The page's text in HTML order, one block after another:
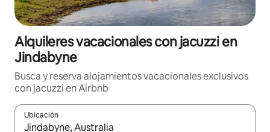
Alquileres vacacionales con jacuzzi en
Jindabyne
Busca y reserva alojamientos vacacionales exclusivos
con jacuzzi en Airbnb
Ubicación
Cuando los resultados estén disponibles, navega con las